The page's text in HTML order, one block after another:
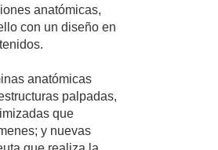
anatómicas,
con un diseño en
anatómicas
palpadas,
que
y nuevas